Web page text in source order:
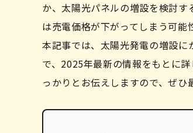
か、太陽光パネルの増設を検討
は売電価格が下がってしまう可能
本記事では、太陽光発電の増設
で、2025年最新の情報をもとに
っかりとお伝えしますので、ぜひ